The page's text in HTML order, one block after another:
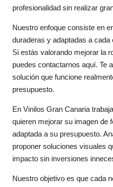
profesionalidad sin realizar
Nuestro enfoque consiste en
duraderas y adaptadas a cada
Si estás valorando mejorar la
puedes contactarnos aquí. Te
solución que funcione
presupuesto.
En Vinilos Gran Canaria
quieren mejorar su imagen de
adaptada a su presupuesto.
proponer soluciones visuales
impacto sin inversiones
Nuestro objetivo es que cada